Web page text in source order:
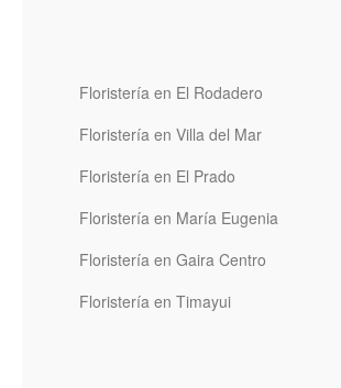
Floristería en El Rodadero
Floristería en Villa del Mar
Floristería en El Prado
Floristería en María Eugenia
Floristería en Gaira Centro
Floristería en Timayui